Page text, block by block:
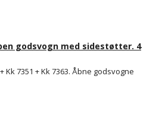
godsvogn med sidestøtter. 4
Kk 7351 + Kk 7363. Åbne godsvogne